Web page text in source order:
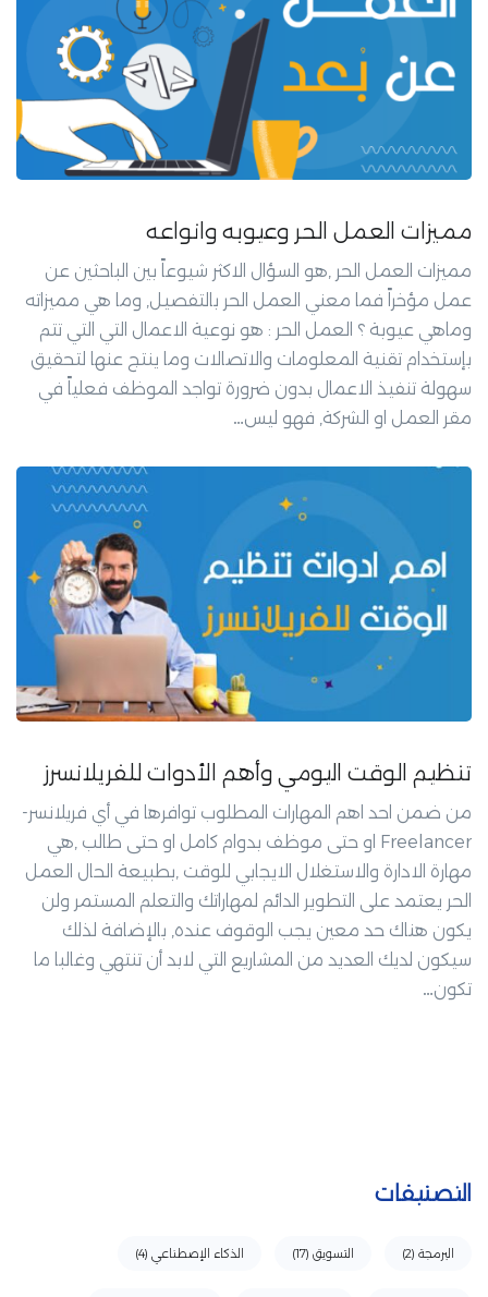
مميزات العمل الحر وعيوبه وانواعه
مميزات العمل الحر ,هو السؤال الاكثر شيوعاً بين الباحثين عن
عمل مؤخراً فما معني العمل الحر بالتفصيل, وما هي مميزاته
وماهي عيوبة ؟ العمل الحر : هو نوعية الاعمال التي التي تتم
بإستخدام تقنية المعلومات والاتصالات وما ينتج عنها لتحقيق
سهولة تنفيذ الاعمال بدون ضرورة تواجد الموظف فعلياً في
مقر العمل او الشركة, فهو ليس…
تنظيم الوقت اليومي وأهم الأدوات للفريلانسرز
من ضمن احد اهم المهارات المطلوب توافرها في أي فريلانسر-
Freelancer او حتى موظف بدوام كامل او حتى طالب ,هي
مهارة الادارة والاستغلال الايجابي للوقت ,بطبيعة الحال العمل
الحر يعتمد على التطوير الدائم لمهاراتك والتعلم المستمر ولن
يكون هناك حد معين يجب الوقوف عنده, بالإضافة لذلك
سيكون لديك العديد من المشاريع التي لابد أن تنتهي وغالبا ما
تكون…
التصنيفات
البرمجة (2) التسويق (17) الذكاء الإصطناعي (4)